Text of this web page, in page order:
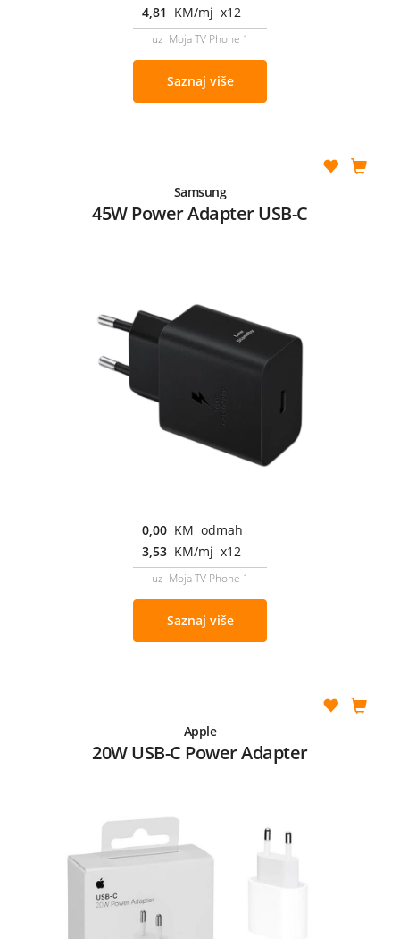
4,81 KM/mj x12
uz Moja TV Phone 1
Saznaj više
Samsung
45W Power Adapter USB-C
0,00 KM odmah
3,53 KM/mj x12
uz Moja TV Phone 1
Saznaj više
Apple
20W USB-C Power Adapter